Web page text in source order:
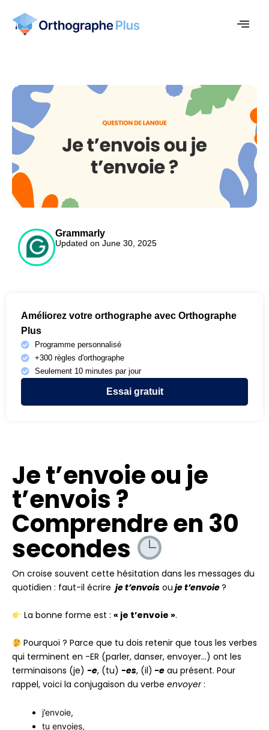
Grammarly
Updated on June 30, 2025
Améliorez votre orthographe avec Orthographe
Plus
Programme personnalisé
+300 règles d'orthographe
Seulement 10 minutes par jour
Essai gratuit
Je t’envoie ou je
t’envois ?
Comprendre en 30
secondes
On croise souvent cette hésitation dans les messages du
quotidien : faut-il écrire je t’envois ou je t’envoie?
La bonne forme est : « je t’envoie ».
Pourquoi ? Parce que tu dois retenir que tous les verbes
qui terminent en -ER (parler, danser, envoyer…) ont les
terminaisons (je) -e, (tu) -es, (il) -e au présent. Pour
rappel, voici la conjugaison du verbe envoyer:
j’envoie,
tu envoies,